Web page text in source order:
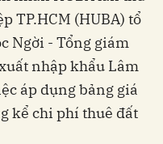
TP.HCM (HUBA) tổ
Ngời - Tổng giám
nhập khẩu Lâm
áp dụng bảng giá
kể chi phí thuê đất